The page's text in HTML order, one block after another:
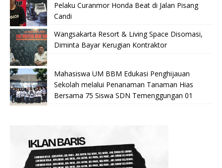
Pelaku Curanmor Honda Beat di Jalan Pisang
Candi
Wangsakarta Resort & Living Space Disomasi,
Diminta Bayar Kerugian Kontraktor
Mahasiswa UM BBM Edukasi Penghijauan
Sekolah melalui Penanaman Tanaman Hias
Bersama 75 Siswa SDN Temenggungan 01